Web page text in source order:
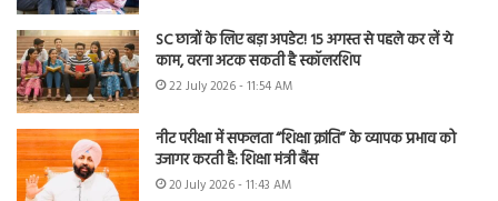
SC छात्रों के लिए बड़ा अपडेट! 15 अगस्त से पहले कर लें ये
काम, वरना अटक सकती है स्कॉलरशिप
22 July 2026 - 11:54 AM
नीट परीक्षा में सफलता “शिक्षा क्रांति” के व्यापक प्रभाव को
उजागर करती है: शिक्षा मंत्री बैंस
20 July 2026 - 11:43 AM